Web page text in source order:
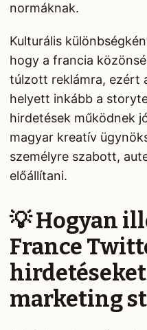
normáknak.
Kulturális
hogy a francia
túlzott reklámra, ezért
helyett inkább a
hirdetések működnek
magyar kreatív
személyre szabott,
előállítani.
💡 Hogyan
France
marketing